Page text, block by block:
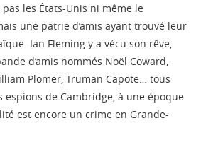
les États-Unis ni même le
une patrie d’amis ayant trouvé leur
Ian Fleming y a vécu son rêve,
d’amis nommés Noël Coward,
Plomer, Truman Capote… tous
espions de Cambridge, à une époque
est encore un crime en Grande-